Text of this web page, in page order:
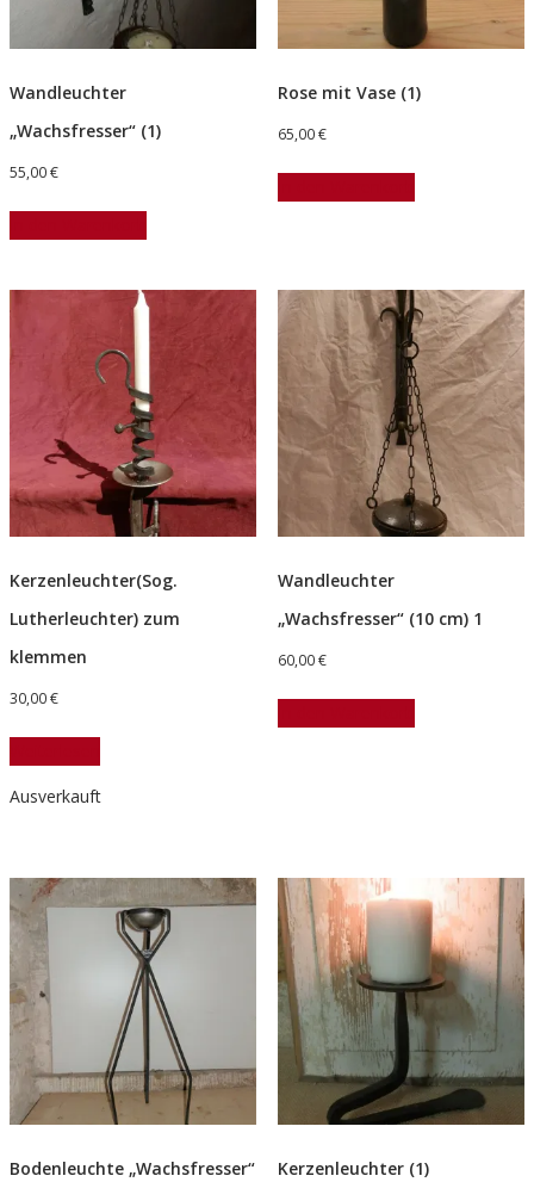
Wandleuchter
„Wachsfresser“ (1)
55,00€
Rose mit Vase (1)
65,00€
Kerzenleuchter(Sog.
Lutherleuchter) zum
klemmen
30,00€
Ausverkauft
Wandleuchter
„Wachsfresser“ (10 cm) 1
60,00€
Bodenleuchte „Wachsfresser“ Kerzenleuchter (1)